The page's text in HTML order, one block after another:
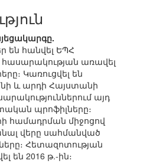
են հանվել ԵՊՀ
հասարակության առավել
Կառուցվել են
և արդի Հայստանի
այդ
պրոֆիլները։
համադրման միջոցով
վերը սահմանված
Հետազոտության
են 2016 թ.-ին։